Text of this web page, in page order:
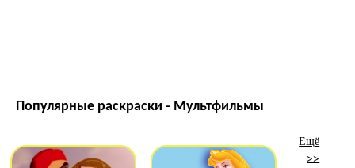
Популярные раскраски - Мультфильмы
Ещё
>>